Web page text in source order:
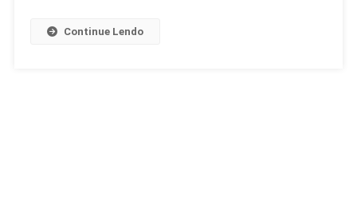
Continue Lendo